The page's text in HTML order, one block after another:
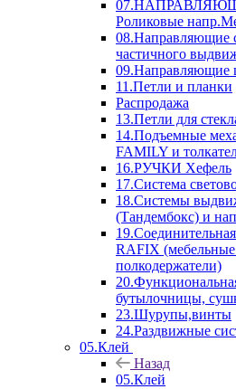
Роликовые
08.Направляющие
частичного
09.Направляющие
11.Петли и планки
Распродажа
13.Петли для
14.Подъемные
FAMILY и
16.РУЧКИ Хефель
17.Система
18.Системы
(Тандембокс) и
RAFIX
полкодержатели)
бутылочницы,
23.Шурупы,винты
24.Раздвижные
05.Клей
Назад
05.Клей